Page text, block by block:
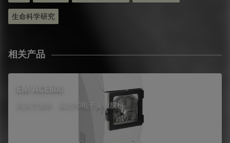
生命科学研究
相关产品
EM ACE600
高真空溅射、碳丝和电子束镀膜机